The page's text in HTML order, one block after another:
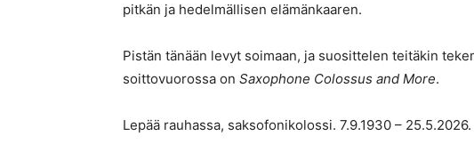
pitkän ja hedelmällisen elämänkaaren.
Pistän tänään levyt soimaan, ja suosittelen teitäkin
soittovuorossa on Saxophone Colossus and More.
Lepää rauhassa, saksofonikolossi. 7.9.1930 – 25.5.2026.